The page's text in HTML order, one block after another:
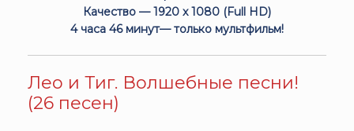
Качество — 1920 x 1080 (Full HD)
4 часа 46 минут— только мультфильм!
Лео и Тиг. Волшебные песни!
(26 песен)